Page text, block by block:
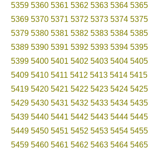
5359 5360 5361 5362 5363 5364 5365
5369 5370 5371 5372 5373 5374 5375
5379 5380 5381 5382 5383 5384 5385
5389 5390 5391 5392 5393 5394 5395
5399 5400 5401 5402 5403 5404 5405
5409 5410 5411 5412 5413 5414 5415
5419 5420 5421 5422 5423 5424 5425
5429 5430 5431 5432 5433 5434 5435
5439 5440 5441 5442 5443 5444 5445
5449 5450 5451 5452 5453 5454 5455
5459 5460 5461 5462 5463 5464 5465